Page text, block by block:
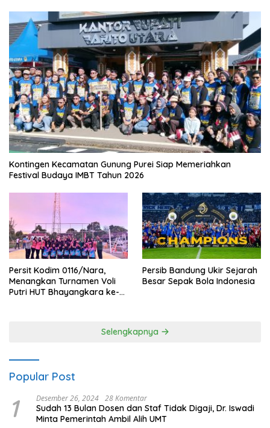
Kontingen Kecamatan Gunung Purei Siap Memeriahkan
Festival Budaya IMBT Tahun 2026
Persit Kodim 0116/Nara,
Menangkan Turnamen Voli
Putri HUT Bhayangkara ke-
Persib Bandung Ukir Sejarah
Besar Sepak Bola Indonesia
Selengkapnya
Popular Post
1 Desember 26, 2024 28 Komentar
Sudah 13 Bulan Dosen dan Staf Tidak Digaji, Dr. Iswadi
Minta Pemerintah Ambil Alih UMT